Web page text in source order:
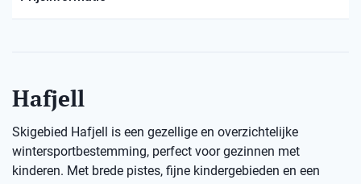
Hafjell
Skigebied Hafjell is een gezellige en overzichtelijke
wintersportbestemming, perfect voor gezinnen met
kinderen. Met brede pistes, fijne kindergebieden en een